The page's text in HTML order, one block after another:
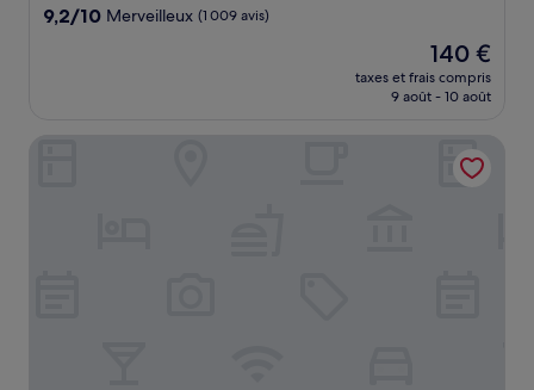
9.2
9,2/10 Merveilleux (1 009 avis)
Le
nouveau
prix
de
140 €
140 €
taxes et frais compris
9 août - 10 août